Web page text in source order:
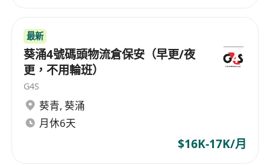
最新
葵涌4號碼頭物流倉保安（早更/夜
更，不用輪班）
G4S
葵青, 葵涌
月休6天
$16K-17K/月